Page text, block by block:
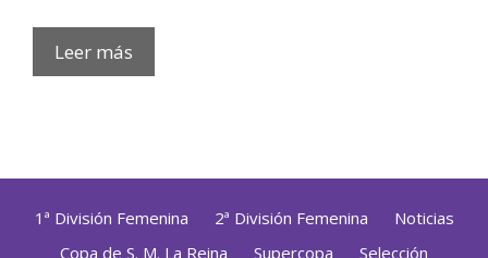
Leer más
1ª División Femenina 2ª División Femenina
Noticias
Copa de S. M. La Reina
Supercopa Selección